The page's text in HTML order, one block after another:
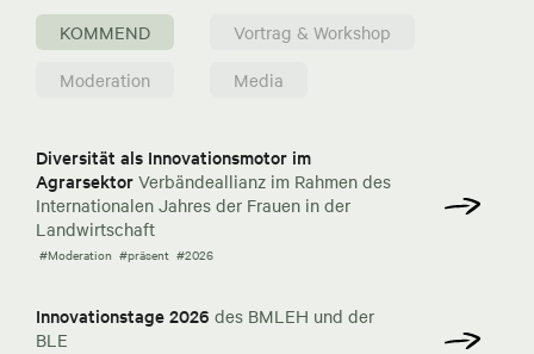
KOMMEND
Vortrag & Workshop
Moderation
Media
Diversität als Innovationsmotor im
Agrarsektor Verbändeallianz im Rahmen des
Internationalen Jahres der Frauen in der
Landwirtschaft
#Moderation #präsent #2026
Innovationstage 2026 des BMLEH und der
BLE